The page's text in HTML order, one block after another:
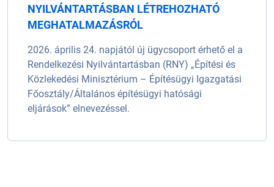
NYILVÁNTARTÁSBAN LÉTREHOZHATÓ
MEGHATALMAZÁSRÓL
2026. április 24. napjától új ügycsoport érhető el a
Rendelkezési Nyilvántartásban (RNY) „Építési és
Közlekedési Minisztérium – Építésügyi Igazgatási
Főosztály/Általános építésügyi hatósági
eljárások” elnevezéssel.